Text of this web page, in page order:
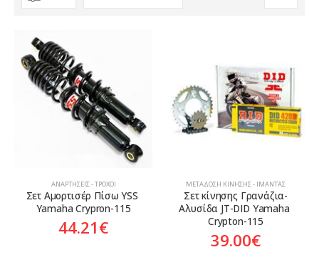
Κατηγορίες
Προϊόν Προέλευση
Aftermarket
ΑΝΑΡΤΉΣΕΙΣ - ΤΡΟΧΟΊ
Σετ Αμορτισέρ Πίσω YSS
Yamaha Crypron-115
44.21€
ΜΕΤΆΔΟΣΗ ΚΊΝΗΣΗΣ - ΙΜΆΝΤΑΣ
Σετ κίνησης Γρανάζια-
Αλυσίδα JT-DID Yamaha
Crypton-115
39.00€